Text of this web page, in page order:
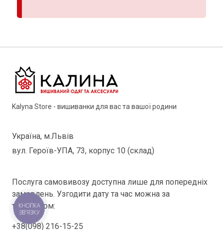
Kalyna Store - вишиванки для вас та вашої родини
Україна, м.Львів
вул. Героїв-УПА, 73, корпус 10 (склад)
Послуга самовивозу доступна лише для попередніх
замовлень. Узгодити дату та час можна за
телефоном:
+38(098) 216-15-25
КНОПКА
ЗВ'ЯЗКУ